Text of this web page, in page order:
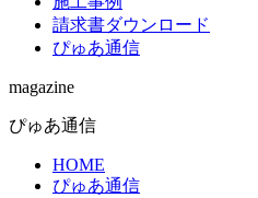
請求書ダウンロード
ぴゅあ通信
magazine
ぴゅあ通信
HOME
ぴゅあ通信